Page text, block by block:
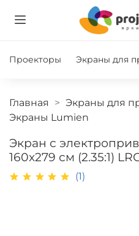
Проекторы Экраны для
Главная
Экраны для
Экраны Lumien
Экран с
160x279 см (2.35:1)
(1)